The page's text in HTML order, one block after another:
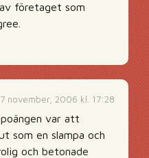
företaget som
november, 2006 kl. 17:28
var att
som en slampa och
och betonade